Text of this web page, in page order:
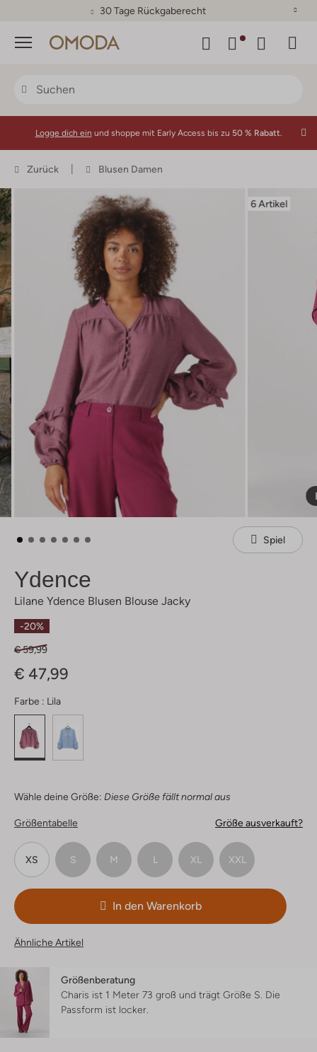
30 Tage Rückgaberecht
Menü
Logge dich ein und shoppe mit Early Access bis zu 50 % Rabatt.
Zurück Blusen Damen
6 Artikel
Spiel
Ydence
Lilane Ydence Blusen Blouse Jacky
-20%
€ 59,99
€ 47,99
Farbe : Lila
Wähle deine Größe: Diese Größe fällt normal aus
Größentabelle Größe ausverkauft?
XS S M L XL XXL
In den Warenkorb
Ähnliche Artikel
Größenberatung
Charis ist 1 Meter 73 groß und trägt Größe S. Die
Passform ist locker